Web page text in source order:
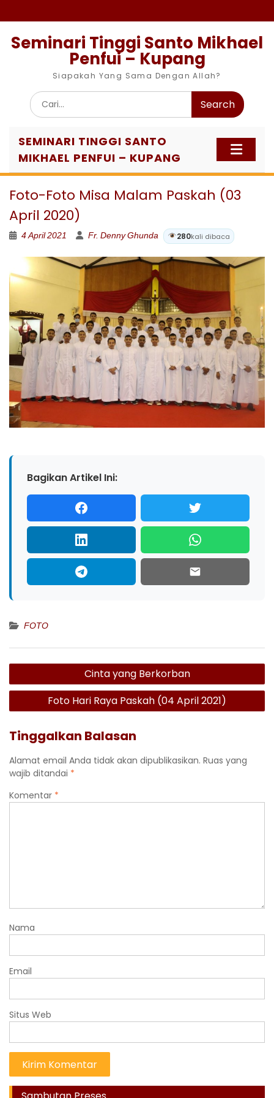
to
Seminari Tinggi Santo Mikhael
Penfui – Kupang
Siapakah Yang Sama Dengan Allah?
Search
for:
SEMINARI TINGGI SANTO
MIKHAEL PENFUI – KUPANG
Foto-Foto Misa Malam Paskah (03
April 2020)
4 April 2021 Fr. Denny Ghunda 280kali dibaca
Bagikan Artikel Ini:
FOTO
Navigasi
pos
Cinta yang Berkorban
Foto Hari Raya Paskah (04 April 2021)
Tinggalkan Balasan
Alamat email Anda tidak akan dipublikasikan. Ruas yang
wajib ditandai *
Komentar *
Nama
Email
Situs Web